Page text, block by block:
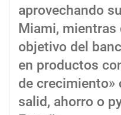
aprovechando
Miami, mientras
objetivo del
en productos
de crecimiento»
salid, ahorro o